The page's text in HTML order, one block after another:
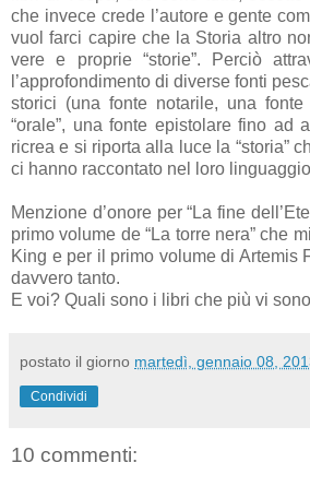
che invece crede l’autore e gente
vuol farci capire che la Storia altro
vere e proprie “storie”. Perciò
l’approfondimento di diverse fonti
storici (una fonte notarile, una
“orale”, una fonte epistolare fino ad
ricrea e si riporta alla luce la “storia”
ci hanno raccontato nel loro
Menzione d’onore per “La fine
primo volume de “La torre nera” che
King e per il primo volume di Artemis
davvero tanto.
E voi? Quali sono i libri che più vi
postato il giorno martedì, gennaio 08,
Condividi
10 commenti: